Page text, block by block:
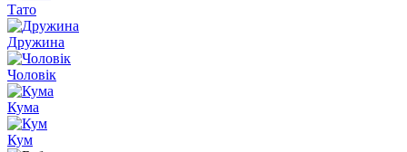
Тато
Дружина
Чоловік
Кума
Кум